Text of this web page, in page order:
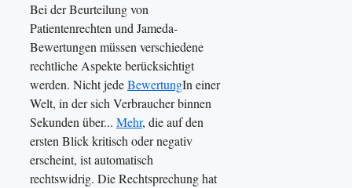
Bei der Beurteilung von
Patientenrechten und Jameda-
Bewertungen müssen verschiedene
rechtliche Aspekte berücksichtigt
werden. Nicht jedeBewertungIn einer
Welt, in der sich Verbraucher binnen
Sekunden über... Mehr, die auf den
ersten Blick kritisch oder negativ
erscheint, ist automatisch
rechtswidrig. Die Rechtsprechung hat